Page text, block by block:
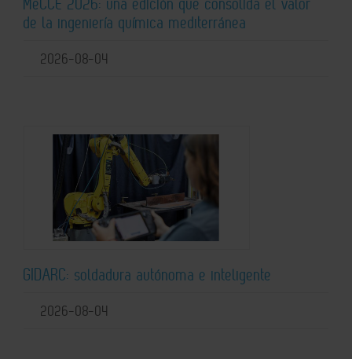
de la ingeniería química mediterránea
2026-08-04
GIDARC: soldadura autónoma e inteligente
2026-08-04